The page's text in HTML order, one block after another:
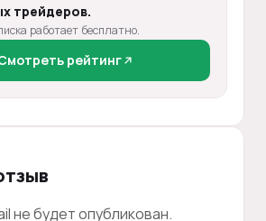
трейдеров.
работает бесплатно.
рейтинг
не будет опубликован.